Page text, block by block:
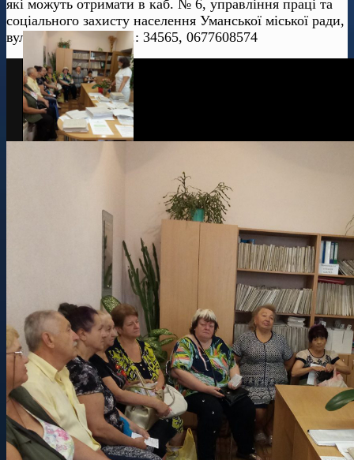
які можуть отримати в каб. № 6, управління праці та
соціального захисту населення Уманської міської ради,
вул. Садова, 9/5, тел.: 34565, 0677608574